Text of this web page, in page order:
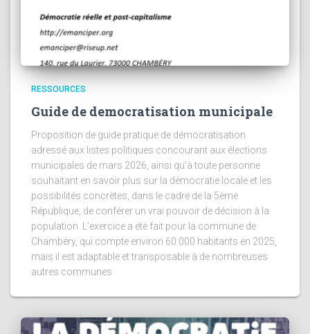
RESSOURCES
Guide de democratisation municipale
Proposition de guide pratique de démocratisation
adressé aux listes politiques concourant aux élections
municipales de mars 2026, ainsi qu’à toute personne
souhaitant en savoir plus sur la démocratie locale et les
possibilités concrètes, dans le cadre de la 5ème
République, de conférer un vrai pouvoir de décision à la
population. L’exercice a été fait pour la commune de
Chambéry, qui compte environ 60 000 habitants en 2025,
mais il est adaptable et transposable à de nombreuses
autres communes